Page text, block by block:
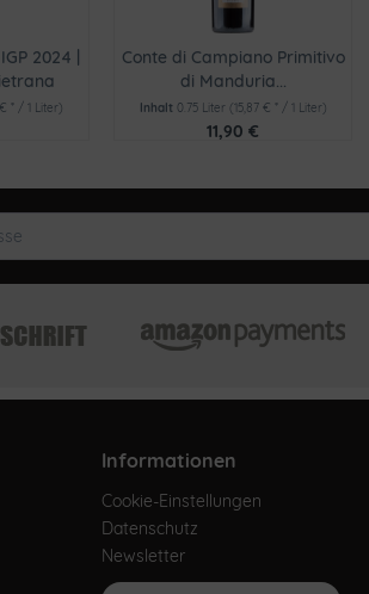
2024 |
€ * / 1 Liter)
Conte di Campiano Primitivo
di Manduria...
Inhalt 0.75 Liter (15,87 € * / 1 Liter)
11,90 €
Informationen
Cookie-Einstellungen
Datenschutz
Newsletter